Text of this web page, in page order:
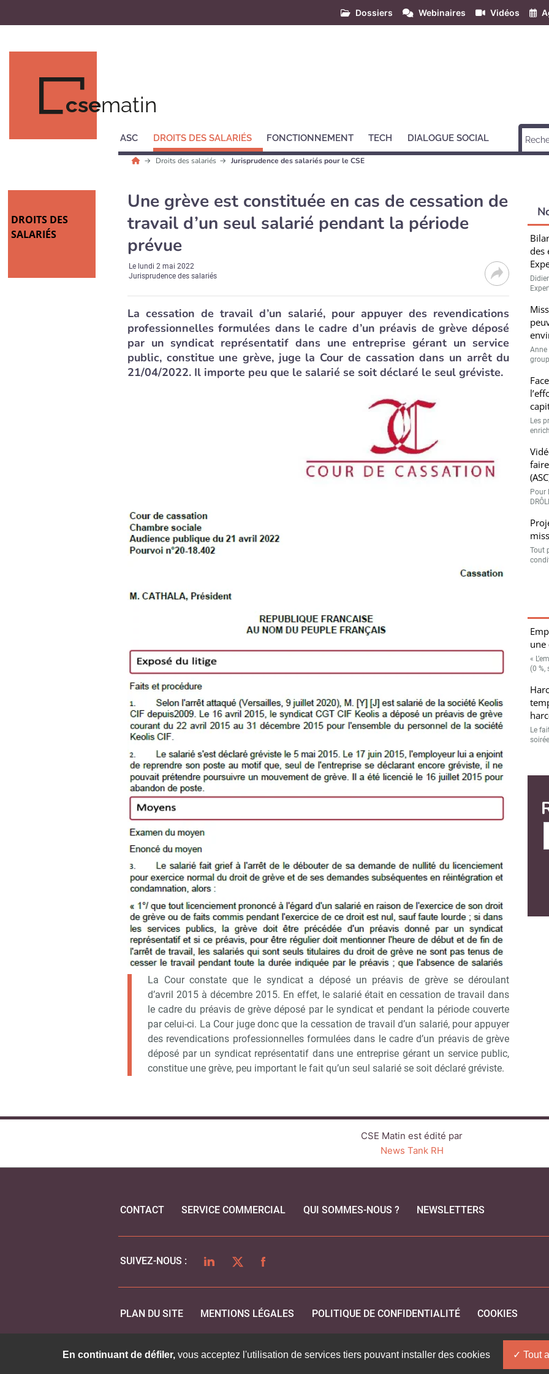
Dossiers Webinaires Vidéos
csematin
ASC DROITS DES SALARIÉS FONCTIONNEMENT TECH DIALOGUE SOCIAL
Droits des salariés Jurisprudence des salariés pour le CSE
DROITS DES
SALARIÉS
Une grève est constituée en cas de cessation de
travail d’un seul salarié pendant la période
prévue
Le lundi 2 mai 2022
Jurisprudence des salariés
La cessation de travail d’un salarié, pour appuyer des revendications
professionnelles formulées dans le cadre d’un préavis de grève déposé
par un syndicat représentatif dans une entreprise gérant un service
public, constitue une grève, juge la Cour de cassation dans un arrêt du
21/04/2022. Il importe peu que le salarié se soit déclaré le seul gréviste.
Cass. soc., 21/04/2022, n° 20-18 402 - © D.R.
Un salarié est embauché en 2009. Un syndicat dépose un préavis de grève courant du
22/04/2015 au 31/12/2015 pour l’ensemble du personnel de la société. Le salarié se
déclare gréviste le 05/05/2015, mais L’employeur lui enjoint de reprendre son poste au
motif qu’il était le seul à se déclarer gréviste et qu’il ne pouvait prétendre poursuivre un
mouvement de grève le 17/06/2015.
Cependant, le salarié refuse et il est licencié le 16/07/2015 pour abandon de poste. Il
saisit le CPH afin de contester son licenciement. La Cour d’appel rejette sa demande et
constate que le salarié était seul en cessation de travail dans l’entreprise depuis le
08/06/2015. Il est demeuré absent malgré les mises en demeure de l’employeur de
reprendre son poste. La Cour juge que le salarié ne pouvait pas prétendre au statut de
gréviste. Son licenciement pour faute grave est donc justifié.
La Cour de cassation censure l’arrêt d’appel et rappelle que dans les entreprises gérant
un service public, le préavis de grève, établi par un syndicat représentatif, doit
mentionner l’heure du début et de la fin de l’arrêt de travail. Les salariés, qui sont seuls
titulaires du droit de grève, ne sont pas tenus de cesser le travail pendant toute la durée
indiquée par le préavis. L’employeur ne peut donc pas, dans la période de grève définie,
déduire de la constatation de l’absence de salariés grévistes que la grève est terminée.
Cette décision ne peut être prise que par le syndicat représentatif ayant déposé le préavis
de grève.
La Cour constate que le syndicat a déposé un préavis de grève se déroulant
d’avril 2015 à décembre 2015. En effet, le salarié était en cessation de travail dans
le cadre du préavis de grève déposé par le syndicat et pendant la période couverte
par celui-ci. La Cour juge donc que la cessation de travail d’un salarié, pour appuyer
des revendications professionnelles formulées dans le cadre d’un préavis de grève
déposé par un syndicat représentatif dans une entreprise gérant un service public,
constitue une grève, peu important le fait qu’un seul salarié se soit déclaré gréviste.
des
Anne
Les
Pour
Tout
une
«
(0 %,
Le
CSE Matin est édité par
News Tank RH
CONTACT SERVICE COMMERCIAL QUI SOMMES-NOUS ? NEWSLETTERS
SUIVEZ-NOUS : LINKEDINTWITTERFACEBOOK
PLAN DU SITE MENTIONS LÉGALES POLITIQUE DE CONFIDENTIALITÉ COOKIES
En continuant de défiler, vous acceptez l'utilisation de services tiers pouvant installer des cookies Tout